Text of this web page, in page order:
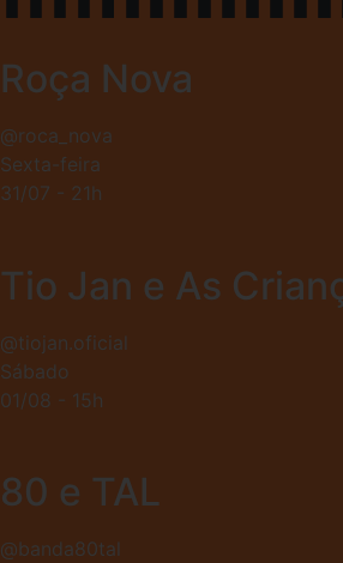
Roça Nova
@roca_nova
Sexta-feira
31/07 - 21h
Tio Jan e As
@tiojan.oficial
Sábado
01/08 - 15h
80 e TAL
@banda80tal